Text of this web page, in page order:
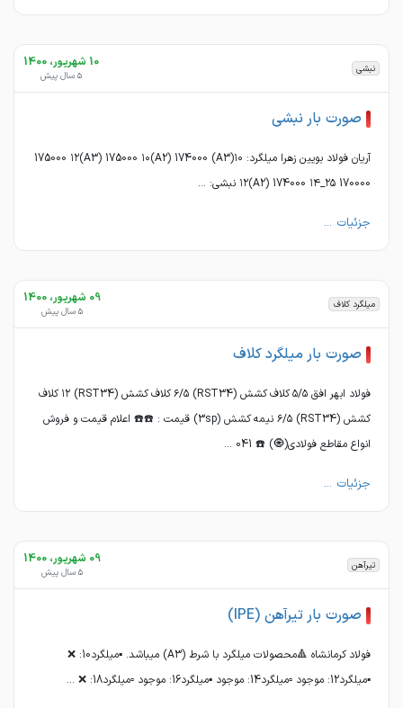
نبشی 10 شهریور، 1400
5 سال پیش
صورت بار نبشی
آریان فولاد بویین زهرا میلگرد: ۱۰(A3) 175000 ۱۲(A3) 175000 ۱۰(A2) 174000
۱۲(A2) 174000 ۱۴_۲۵ 170000 نبشی: ...
جزئیات ...
میلگرد کلاف 09 شهریور، 1400
5 سال پیش
صورت بار میلگرد کلاف
فولاد ابهر افق ۵/۵ کلاف کشش (RST34) ۶/۵ کلاف کشش (RST34) ۱۲ کلاف
کشش (RST34) ۶/۵ نیمه کشش (3sp) قیمت : ☎️☎️ اعلام قیمت و فروش
انواع مقاطع فولادی(🧿) ☎️ 041 ...
جزئیات ...
تیرآهن 09 شهریور، 1400
5 سال پیش
صورت بار تیرآهن (IPE)
فولاد کرمانشاه 🔺محصولات میلگرد با شرط (A3) میباشد. ▪️میلگرد10: ❌
▪️میلگرد12: موجود ▫️میلگرد14: موجود ▪️میلگرد16: موجود ▫️میلگرد18: ❌ ...